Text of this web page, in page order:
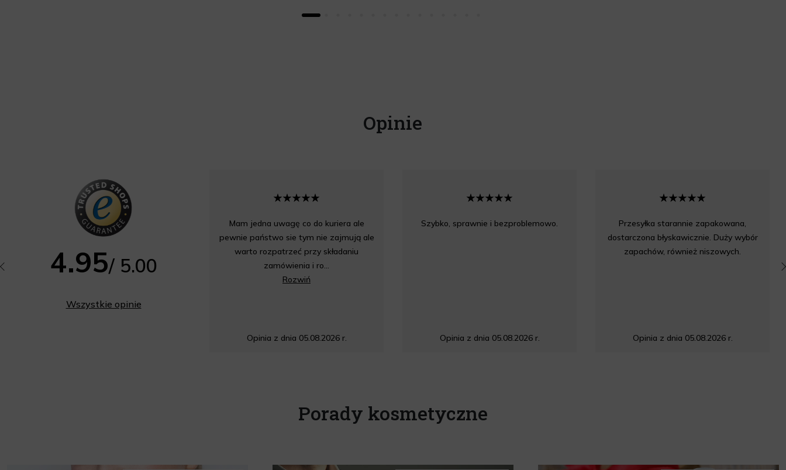
Opinie
4.95/ 5.00
Wszystkie opinie
Mam jedna uwagę co do kuriera ale
pewnie państwo sie tym nie zajmują ale
warto rozpatrzeć przy składaniu
zamówienia i ro...
Rozwiń
Opinia z dnia 05.08.2026 r.
Szybko, sprawnie i bezproblemowo.
Opinia z dnia 05.08.2026 r.
Przesyłka starannie zapakowana,
dostarczona błyskawicznie. Duży wybór
zapachów, również niszowych.
Opinia z dnia 05.08.2026 r.
Porady kosmetyczne